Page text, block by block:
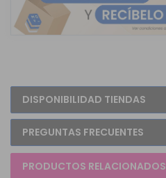
DISPONIBILIDAD TIENDAS
PREGUNTAS FRECUENTES
PRODUCTOS RELACIONADOS